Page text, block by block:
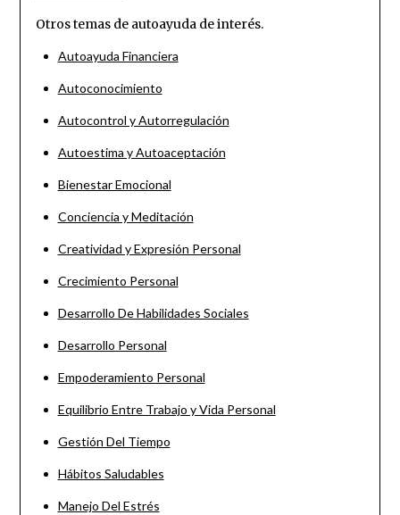
Otros temas de autoayuda de interés.
Autoayuda Financiera
Autoconocimiento
Autocontrol y Autorregulación
Autoestima y Autoaceptación
Bienestar Emocional
Conciencia y Meditación
Creatividad y Expresión Personal
Crecimiento Personal
Desarrollo De Habilidades Sociales
Desarrollo Personal
Empoderamiento Personal
Equilibrio Entre Trabajo y Vida Personal
Gestión Del Tiempo
Hábitos Saludables
Manejo Del Estrés